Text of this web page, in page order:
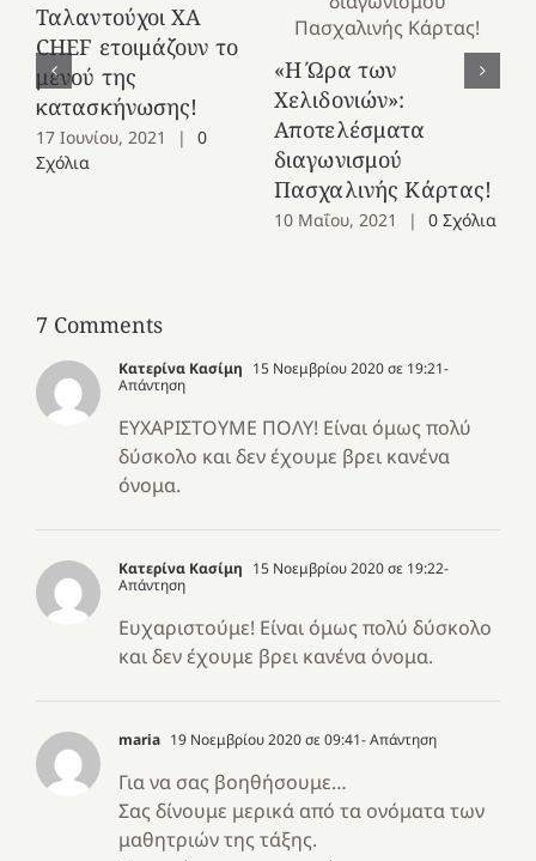
Ταλαντούχοι ΧΑ
CHEF ετοιμάζουν το
μενού της
κατασκήνωσης!
17 Ιουνίου, 2021 |
0
Σχόλια
«Η Ώρα των
Χελιδονιών»:
Αποτελέσματα
διαγωνισμού
Πασχαλινής Κάρτας!
10 Μαΐου, 2021 | 0 Σχόλια
7 Comments
Κατερίνα Κασίμη 15 Νοεμβρίου 2020 σε 19:21-
Απάντηση
ΕΥΧΑΡΙΣΤΟΥΜΕ ΠΟΛΥ! Είναι όμως πολύ
δύσκολο και δεν έχουμε βρει κανένα
όνομα.
Κατερίνα Κασίμη 15 Νοεμβρίου 2020 σε 19:22-
Απάντηση
Ευχαριστούμε! Είναι όμως πολύ δύσκολο
και δεν έχουμε βρει κανένα όνομα.
maria 19 Νοεμβρίου 2020 σε 09:41- Απάντηση
Για να σας βοηθήσουμε…
Σας δίνουμε μερικά από τα ονόματα των
μαθητριών της τάξης.